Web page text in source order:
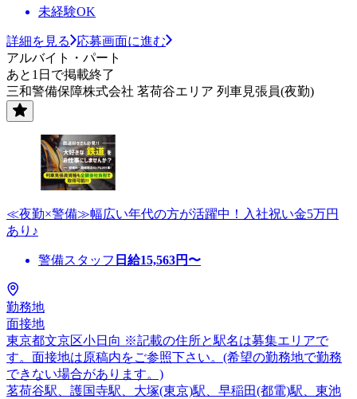
未経験OK
詳細を見る
応募画面に進む
アルバイト・パート
あと1日で掲載終了
三和警備保障株式会社 茗荷谷エリア 列車見張員(夜勤)
≪夜勤×警備≫幅広い年代の方が活躍中！入社祝い金5万円
あり♪
警備スタッフ 日給15,563円〜
勤務地
面接地
東京都文京区小日向 ※記載の住所と駅名は募集エリアで
す。面接地は原稿内をご参照下さい。(希望の勤務地で勤務
できない場合があります。)
茗荷谷駅、護国寺駅、大塚(東京)駅、早稲田(都電)駅、東池